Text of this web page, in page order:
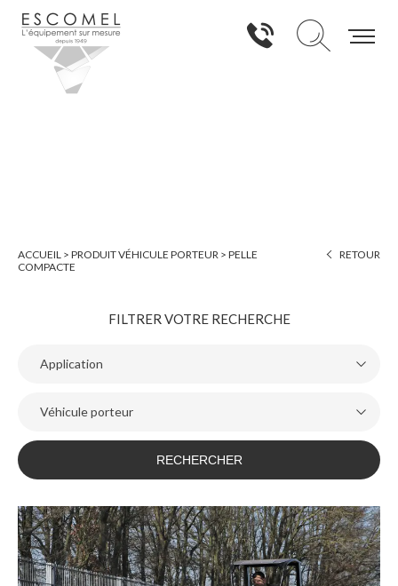
ACCUEIL > PRODUIT VÉHICULE PORTEUR > PELLE
COMPACTE
RETOUR
FILTRER VOTRE RECHERCHE
Application
Véhicule porteur
RECHERCHER